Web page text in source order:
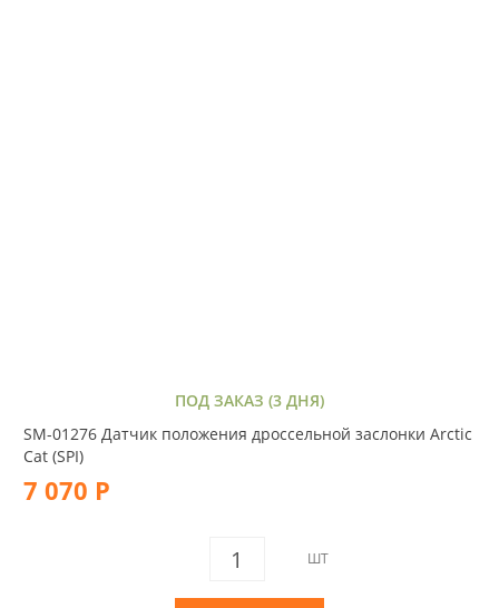
ПОД ЗАКАЗ (3 ДНЯ)
SM-01276 Датчик положения дроссельной заслонки Arctic
Cat (SPI)
7 070 Р
ШТ